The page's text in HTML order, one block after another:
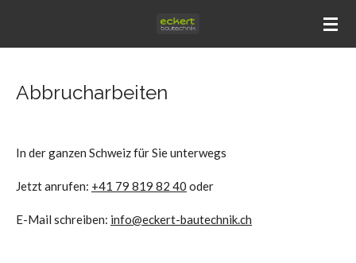
Abbrucharbeiten
In der ganzen Schweiz für Sie unterwegs
Jetzt anrufen: +41 79 819 82 40 oder
E-Mail schreiben: info@eckert-bautechnik.ch